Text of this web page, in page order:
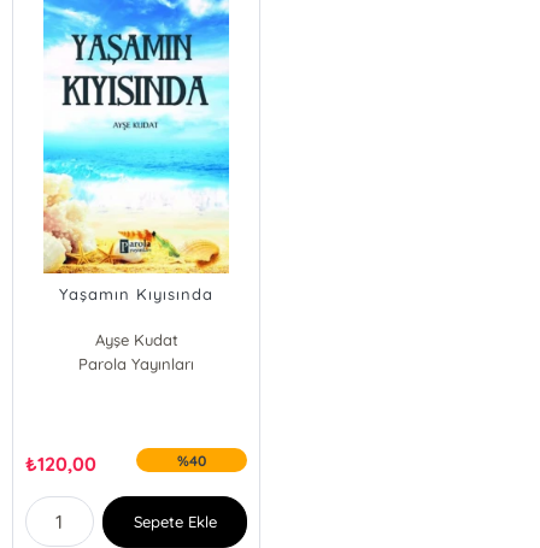
Yaşamın Kıyısında
Ayşe Kudat
Parola Yayınları
₺120,00 %40
Sepete Ekle